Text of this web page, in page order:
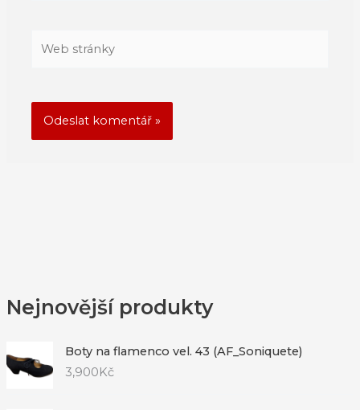
Nejnovější produkty
Boty na flamenco vel. 43 (AF_Soniquete)
3,900Kč
stránky